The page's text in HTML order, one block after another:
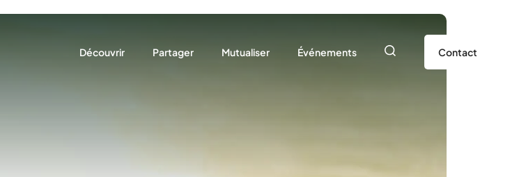
Découvrir Partager Mutualiser Événements Contact